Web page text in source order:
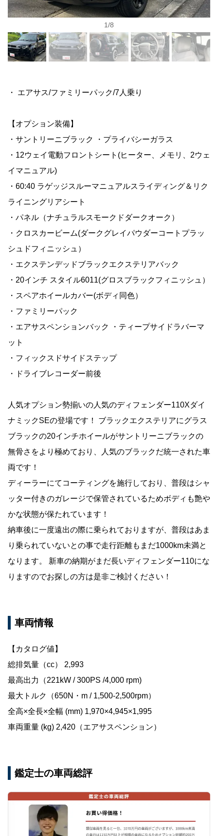
1/8
・ エアサス/ファミリーパック/7人乗り
【オプション装備】
・サントリーニブラック ・プライバシーガラス
・12ウェイ電動フロントシート(ヒーター、メモリ、2ウェ
イマニュアル)
・60:40 ラゲッジスルーマニュアルスライディング＆リク
ライニングリアシート
・パネル（ナチュラルスモークドダークオーク）
・クロスカービーム(ダークグレイパウダーコートプラッ
シュドフィニッシュ）
・エクステンデッドブラックエクステリアバック
・20インチ スタイル6011(グロスブラックフィニッシュ）
・スペアホイールカバー(ボディ同色）
・ファミリーパック
・エアサスペンションバック ・ティープサイドラバーマ
ット
・フィックスドサイドステップ
・ドライブレコーダー前後
人気オプション勢揃いの人気のディフェンダー110Xダイ
ナミックSEの登場です！ ブラックエクステリアにグラス
ブラックの20インチホイールがサントリーニブラックの
無骨さをより極めており、人気のブラックだ統一された車
両です！
ディーラーにてコーティングを施行しており、普段はシャ
ッター付きのガレージで保管されているためボディも艶や
かな状態が保たれています！
納車後に一度遠出の際に乗られておりますが、普段はあま
り乗られていないとの事で走行距離もまだ1000km未満と
なります。 新車の納期がまだ長いディフェンダー110にな
りますのでお探しの方は是非ご検討ください！
車両情報
【カタログ値】
総排気量（cc） 2,993
最高出力（221kW / 300PS /4,000 rpm)
最大トルク（650N・m / 1,500-2,500rpm）
全高×全長×全幅 (mm) 1,970×4,945×1,995
車両重量 (kg) 2,420（エアサスペンション）
鑑定士の車両総評